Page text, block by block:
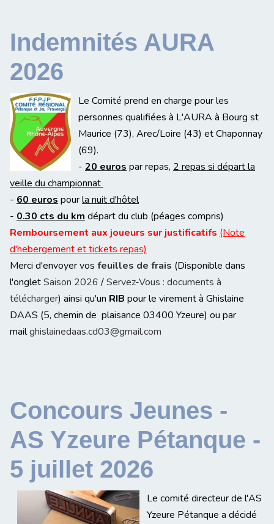
Indemnités AURA
2026
Le Comité prend en charge pour les
personnes qualifiées à L'AURA à Bourg st
Maurice (73), Arec/Loire (43) et Chaponnay
(69).
- 20 euros par repas, 2 repas si départ la
veille du championnat
- 60 euros pourla nuit d'hôtel
- 0.30 cts du km départ du club (péages compris)
Remboursement aux joueurs sur justificatifs (Note
d'hebergement et tickets repas)
Merci d'envoyer vos feuilles de frais (Disponible dans
l'ongletSaison 2026/Servez-Vous : documents à
télécharger) ainsi qu'un RIB pour le virement à Ghislaine
DAAS (5, chemin de plaisance 03400 Yzeure) ou par
mailghislainedaas.cd03@gmail.com
Concours Jeunes -
AS Yzeure Pétanque -
5 juillet 2026
Le comité directeur de l'AS
Yzeure Pétanque a décidé